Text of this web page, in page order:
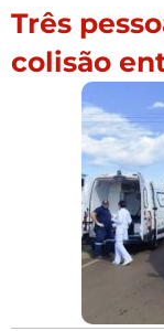
Três
colisão